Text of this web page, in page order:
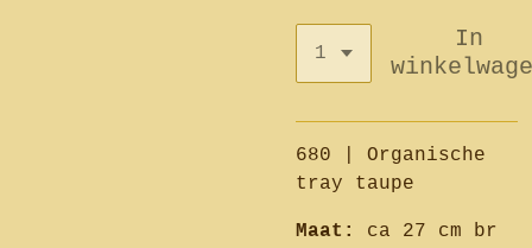
In
680 | Organische
tray taupe
Maat:
ca 27 cm br